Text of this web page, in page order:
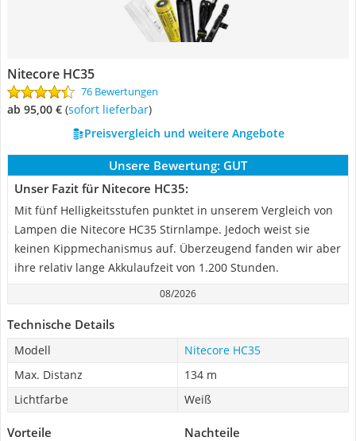
Nitecore HC35
76 Bewertungen
ab 95,00 € ( Sofort lieferbar)
Preisvergleich und weitere Angebote
Unsere Bewertung: GUT
Unser Fazit für Nitecore HC35:
Mit fünf Helligkeitsstufen punktet in unserem Vergleich von
Lampen die Nitecore HC35 Stirnlampe. Jedoch weist sie
keinen Kippmechanismus auf. Überzeugend fanden wir aber
ihre relativ lange Akkulaufzeit von 1.200 Stunden.
08/2026
Technische Details
Modell
Nitecore HC35
Max. Distanz
134 m
Lichtfarbe
Weiß
Vorteile Nachteile